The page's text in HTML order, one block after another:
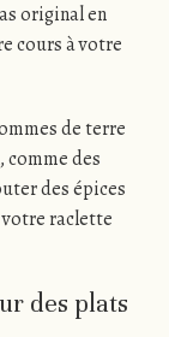
original en
cours à votre
de terre
des
des épices
raclette
des plats